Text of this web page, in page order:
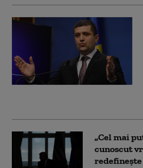
„Cel mai
cunoscut